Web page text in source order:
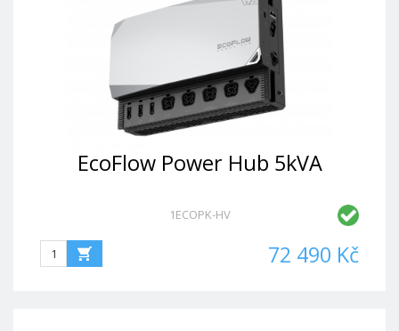
EcoFlow Power Hub 5kVA
1ECOPK-HV
72 490 Kč